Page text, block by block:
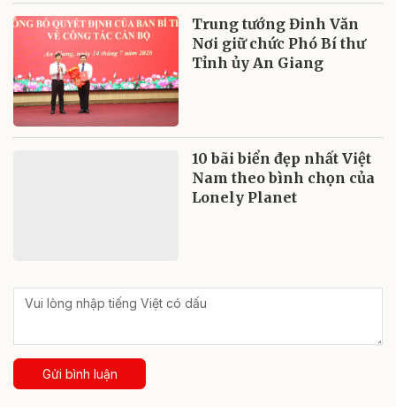
Trung tướng Đinh Văn
Nơi giữ chức Phó Bí thư
Tỉnh ủy An Giang
10 bãi biển đẹp nhất Việt
Nam theo bình chọn của
Lonely Planet
Gửi bình luận